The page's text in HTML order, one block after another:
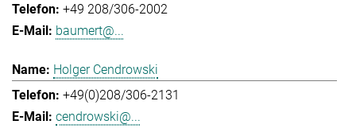
+49 208/306-2002
baumert@...
Holger Cendrowski
+49(0)208/306-2131
cendrowski@...